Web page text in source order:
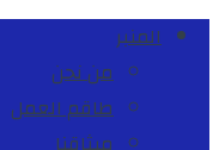
المنبر
من نحن
طاقم العمل